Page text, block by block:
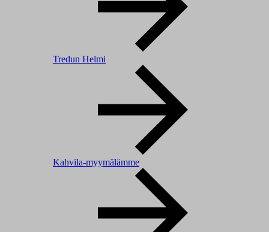
Tredun Helmi
Kahvila-myymälämme